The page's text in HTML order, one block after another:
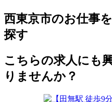
西東京市のお仕事
探す
こちらの求人にも
りませんか？